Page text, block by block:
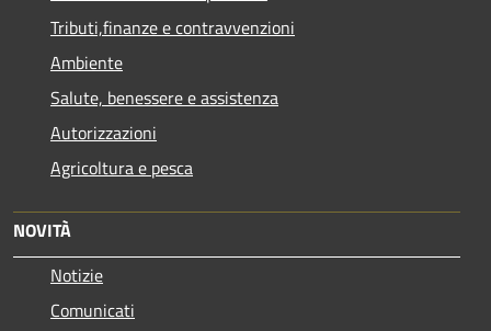
Tributi,finanze e contravvenzioni
Ambiente
Salute, benessere e assistenza
Autorizzazioni
Agricoltura e pesca
NOVITÀ
Notizie
Comunicati